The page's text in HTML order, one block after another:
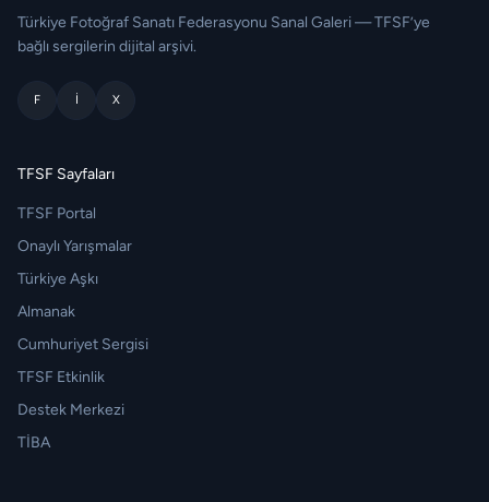
Türkiye Fotoğraf Sanatı Federasyonu Sanal Galeri — TFSF’ye
bağlı sergilerin dijital arşivi.
F I X
TFSF Sayfaları
TFSF Portal
Onaylı Yarışmalar
Türkiye Aşkı
Almanak
Cumhuriyet Sergisi
TFSF Etkinlik
Destek Merkezi
TİBA